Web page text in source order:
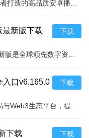
最新版下载
下载
入口v6.165.0
下载
下载 下载